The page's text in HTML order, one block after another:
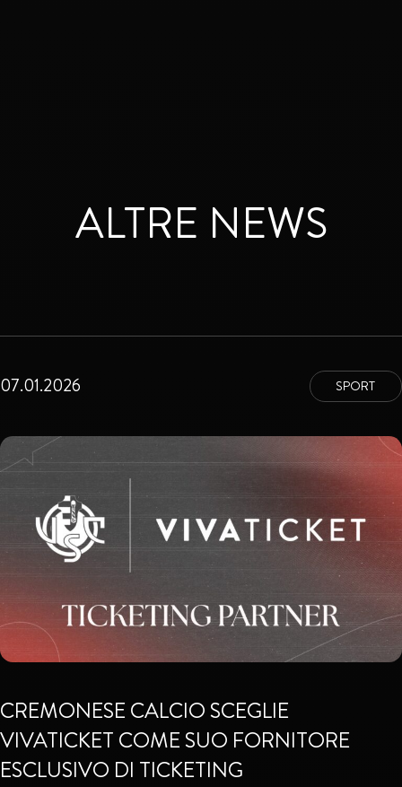
ALTRE NEWS
SPORT
07.01.2026
CREMONESE CALCIO SCEGLIE
VIVATICKET COME SUO FORNITORE
ESCLUSIVO DI TICKETING